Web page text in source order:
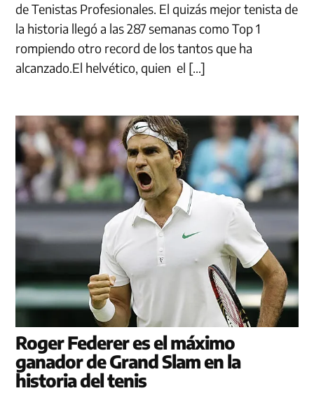
de Tenistas Profesionales. El quizás mejor tenista de
la historia llegó a las 287 semanas como Top 1
rompiendo otro record de los tantos que ha
alcanzado.El helvético, quien el […]
Roger Federer es el máximo
ganador de Grand Slam en la
historia del tenis